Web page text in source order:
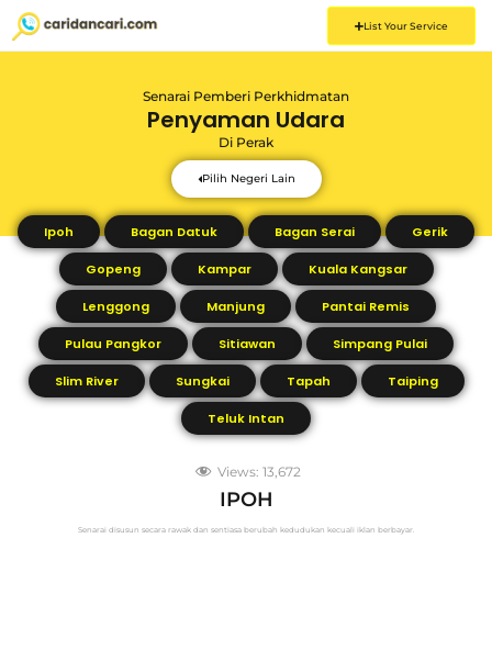
List Your Service
Senarai Pemberi Perkhidmatan
Penyaman Udara
Di Perak
Pilih Negeri Lain
Ipoh Bagan Datuk Bagan Serai Gerik
Gopeng Kampar Kuala Kangsar
Lenggong Manjung Pantai Remis
Pulau Pangkor Sitiawan Simpang Pulai
Slim River Sungkai Tapah Taiping
Teluk Intan
Views: 13,672
IPOH
Senarai disusun secara rawak dan sentiasa berubah kedudukan kecuali iklan berbayar.